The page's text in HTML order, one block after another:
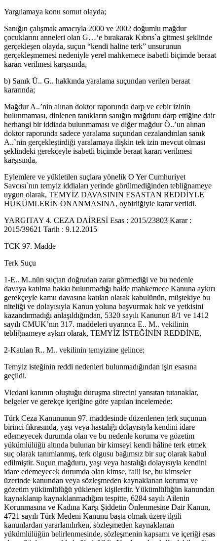
Yargılamaya konu somut olayda;
Sanığın çalışmak amacıyla 2000 ve 2002 doğumlu mağdur
çocuklarını anneleri olan G…‘e bırakarak Kıbrıs`a gitmesi şeklinde
gerçekleşen olayda, suçun “kendi haline terk” unsurunun
gerçekleşmemesi nedeniyle yerel mahkemece isabetli biçimde beraat
kararı verilmesi karşısında,
b) Sanık Ü.. G.. hakkında yaralama suçundan verilen beraat
kararında;
Mağdur A..’nin alınan doktor raporunda darp ve cebir izinin
bulunmaması, dinlenen tanıkların sanığın mağduru darp ettiğine dair
herhangi bir iddiada bulunmaması ve diğer mağdur Ö..’un alınan
doktor raporunda sadece yaralama suçundan cezalandırılan sanık
A..`nin gerçekleştirdiği yaralamaya ilişkin tek izin mevcut olması
şeklindeki gerekçeyle isabetli biçimde beraat kararı verilmesi
karşısında,
Eylemlere ve yükletilen suçlara yönelik O Yer Cumhuriyet
Savcısı`nın temyiz iddiaları yerinde görülmediğinden tebliğnameye
uygun olarak, TEMYİZ DAVASININ ESASTAN REDDİYLE
HÜKÜMLERİN ONANMASINA, oybirliğiyle karar verildi.
YARGITAY 4. CEZA DAİRESİ Esas : 2015/23803 Karar :
2015/39621 Tarih : 9.12.2015
TCK 97. Madde
Terk Suçu
1-E.. M..nün suçtan doğrudan zarar görmediği ve bu nedenle
davaya katılma hakkı bulunmadığı halde mahkemece Kanuna aykırı
gerekçeyle kamu davasına katılan olarak kabulünün, müştekiye bu
niteliği ve dolayısıyla Kanun yoluna başvurmak hak ve yetkisini
kazandırmadığı anlaşıldığından, 5320 sayılı Kanunun 8/1 ve 1412
sayılı CMUK’nın 317. maddeleri uyarınca E.. M.. vekilinin
tebliğnameye aykırı olarak, TEMYİZ İSTEĞİNİN REDDİNE,
2-Katılan R.. M.. vekilinin temyizine gelince;
Temyiz isteğinin reddi nedenleri bulunmadığından işin esasına
geçildi.
Vicdani kanının oluştuğu duruşma sürecini yansıtan tutanaklar,
belgeler ve gerekçe içeriğine göre yapılan incelemede:
Türk Ceza Kanununun 97. maddesinde düzenlenen terk suçunun
birinci fıkrasında, yaşı veya hastalığı dolayısıyla kendini idare
edemeyecek durumda olan ve bu nedenle koruma ve gözetim
yükümlülüğü altında bulunan bir kimseyi kendi hâline terk etmek
suç olarak tanımlanmış, terk olgusu bağımsız bir suç olarak kabul
edilmiştir. Suçun mağduru, yaşı veya hastalığı dolayısıyla kendini
idare edemeyecek durumda olan kimse, faili ise, bu kimseler
üzerinde kanundan veya sözleşmeden kaynaklanan koruma ve
gözetim yükümlülüğü yüklenen kişilerdir. Yükümlülüğün kanundan
kaynaklanıp kaynaklanmadığını tespitte, 6284 sayılı Ailenin
Korunmasına ve Kadına Karşı Şiddetin Önlenmesine Dair Kanun,
4721 sayılı Türk Medeni Kanunu başta olmak üzere ilgili
kanunlardan yararlanılırken, sözleşmeden kaynaklanan
yükümlülüğün belirlenmesinde, sözleşmenin kapsamı ve içeriği esas